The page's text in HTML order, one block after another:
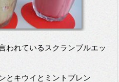
われているスクランブルエッ
とキウイとミントブレン